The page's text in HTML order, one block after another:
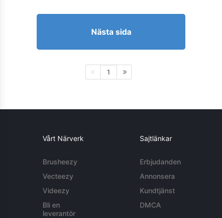
Nästa sida
1
Vårt Närverk
Brusheezy
Vecteezy
Videezy
Bli en
leverantör
Sajtlänkar
Erbjudanden
Annonsera
Kundtjänst
DMCA